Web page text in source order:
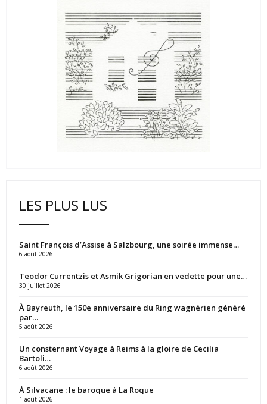
LES PLUS LUS
Saint François d’Assise à Salzbourg, une soirée immense…
6 août 2026
Teodor Currentzis et Asmik Grigorian en vedette pour une…
30 juillet 2026
À Bayreuth, le 150e anniversaire du Ring wagnérien généré
par…
5 août 2026
Un consternant Voyage à Reims à la gloire de Cecilia
Bartoli…
6 août 2026
À Silvacane : le baroque à La Roque
1 août 2026